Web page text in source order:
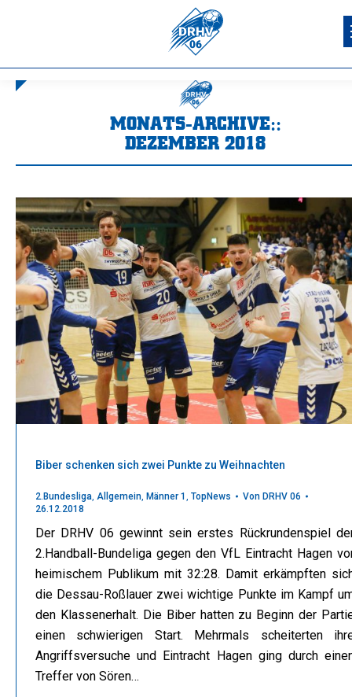
MONATS-ARCHIVE::
DEZEMBER 2018
Biber schenken sich zwei Punkte zu Weihnachten
2.Bundesliga, Allgemein, Männer 1 , TopNews Von DRHV 06
26.12.2018
Der DRHV 06 gewinnt sein erstes Rückrundenspiel
2.Handball-Bundeliga gegen den VfL Eintracht Hagen
heimischem Publikum mit 32:28. Damit erkämpften
die Dessau-Roßlauer zwei wichtige Punkte im Kampf
den Klassenerhalt. Die Biber hatten zu Beginn der
einen schwierigen Start. Mehrmals scheiterten
Angriffsversuche und Eintracht Hagen ging durch
Treffer von Sören…